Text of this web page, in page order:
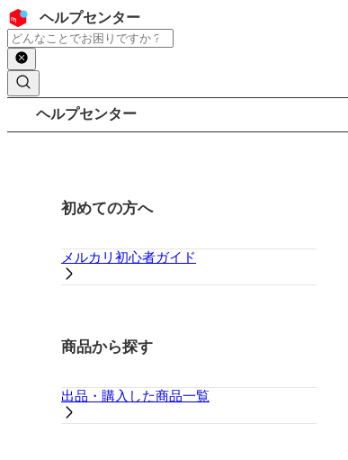
コンテンツにスキップ
ヘッダー
ヘルプセンター
検索
パンくずリスト
ヘルプセンター
サイドバー
初めての方へ
メルカリ初心者ガイド
商品から探す
出品・購入した商品一覧